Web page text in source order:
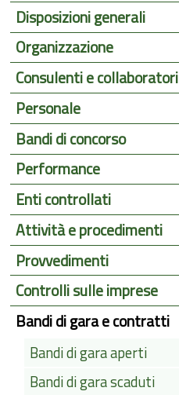
Disposizioni generali
Organizzazione
Consulenti e collaboratori
Personale
Bandi di concorso
Performance
Enti controllati
Attività e procedimenti
Provvedimenti
Controlli sulle imprese
Bandi di gara e contratti
Bandi di gara aperti
Bandi di gara scaduti